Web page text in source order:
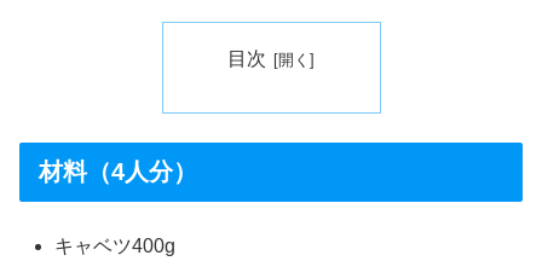
目次
材料（4人分）
キャベツ400g